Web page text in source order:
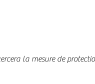
la mesure de